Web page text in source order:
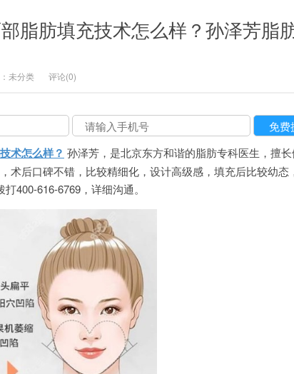
脂肪填充技术怎么样？孙泽芳脂
未分类 评论(0)
术怎么样？ 孙泽芳，是北京东方和谐的脂肪专科医生，擅
术后口碑不错，比较精细化，设计高级感，填充后比较幼态
400-616-6769，详细沟通。